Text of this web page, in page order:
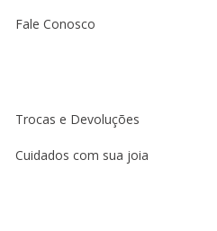
Fale Conosco
Trocas e Devoluções
Cuidados com sua joia